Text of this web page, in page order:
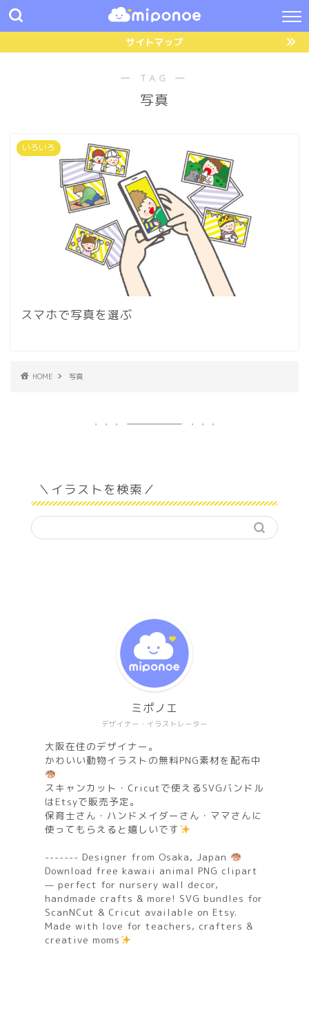
サイトマップ
― TAG ―
写真
いろいろ
スマホで写真を選ぶ
HOME 写真
＼イラストを検索／
デザイナー・イラストレーター
ミポノエ
大阪在住のデザイナー。
かわいい動物イラストの無料PNG素材を配布中
スキャンカット・Cricutで使えるSVGバンドル
はEtsyで販売予定。
保育士さん・ハンドメイダーさん・ママさんに
使ってもらえると嬉しいです
------- Designer from Osaka, Japan
Download free kawaii animal PNG clipart
— perfect for nursery wall decor,
handmade crafts & more! SVG bundles for
ScanNCut & Cricut available on Etsy.
Made with love for teachers, crafters &
creative moms